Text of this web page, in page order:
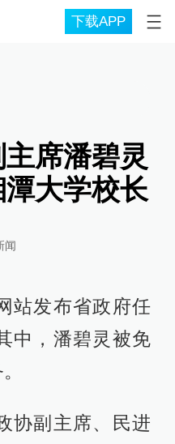
下载APP
席潘碧灵
大学校长
闻
站发布省政府任
中，潘碧灵被免
协副主席、民进